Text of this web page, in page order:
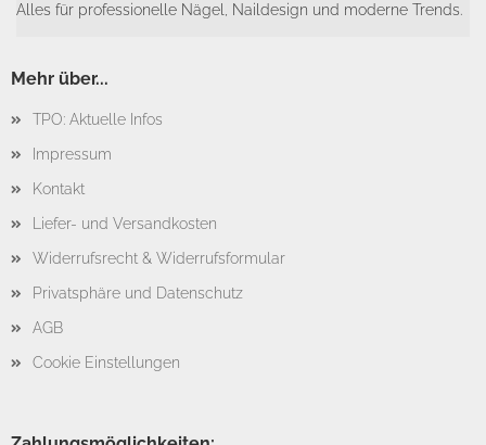
Alles für professionelle Nägel, Naildesign und moderne Trends.
Mehr über...
TPO: Aktuelle Infos
Impressum
Kontakt
Liefer- und Versandkosten
Widerrufsrecht & Widerrufsformular
Privatsphäre und Datenschutz
AGB
Cookie Einstellungen